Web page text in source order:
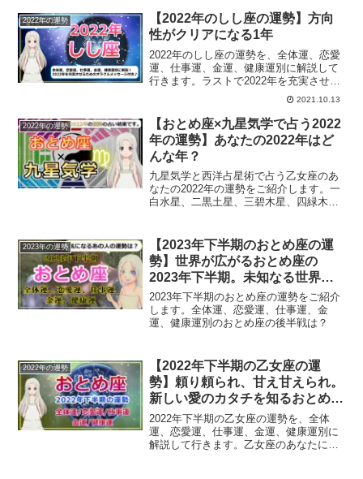
2022年の運勢
【2022年のしし座の運勢】方向
性がクリアになる1年
2022年のしし座の運勢を、全体運、恋愛
運、仕事運、金運、健康運別に解説して
行きます。ラストで2022年を充実させる
ためのオラクルメッセージも載せていま
す。獅子座のあなたの2022年の運勢は？
2021.10.13
2022年の運勢
【おとめ座×九星気学で占う2022
年の運勢】あなたの2022年はど
んな年？
九星気学と西洋占星術で占う乙女座のあ
なたの2022年の運勢をご紹介します。一
白水星、二黒土星、三碧木星、四緑木
2023年の運勢
【2023年下半期のおとめ座の運
勢】世界が広がるおとめ座の
2023年下半期。未知なる世界に
勇気を出して飛び込んで
2023年下半期のおとめ座の運勢をご紹介
します。全体運、恋愛運、仕事運、金
運、健康運別のおとめ座の後半戦は？
2022年の運勢
【2022年下半期の乙女座の運
勢】頼り頼られ、甘え甘えられ。
新しい愛のカタチを知るおとめ座
の2022年後半
2022年下半期の乙女座の運勢を、全体
運、恋愛運、仕事運、金運、健康運別に
解説して行きます。乙女座のあなたにと